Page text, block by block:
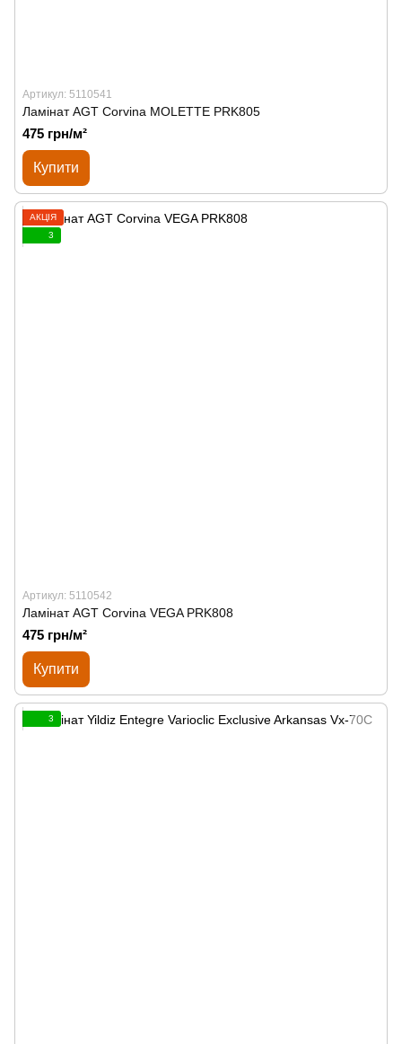
Артикул: 5110541
Ламінат AGT Corvina MOLETTE PRK805
475 грн/м²
Купити
АКЦІЯ
3
Артикул: 5110542
Ламінат AGT Corvina VEGA PRK808
475 грн/м²
Купити
3